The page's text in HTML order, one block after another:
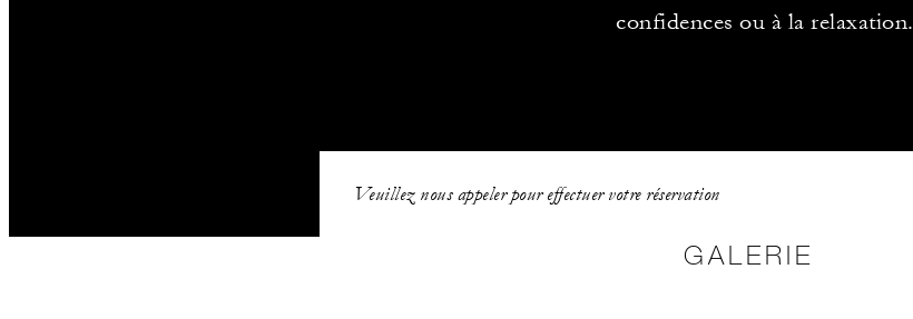
confidences ou à la relaxation.
Veuillez nous appeler pour effectuer votre réservation
GALERIE